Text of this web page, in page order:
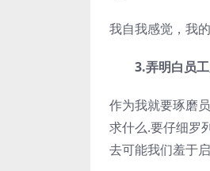
我自我感觉，我
3.弄明白员工
作为我就要琢磨
求什么.要仔细罗
去可能我们羞于